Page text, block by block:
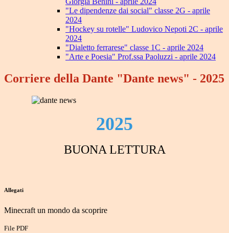
"Le dipendenze dai social" classe 2G - aprile
2024
"Hockey su rotelle" Ludovico Nepoti 2C - aprile
2024
"Dialetto ferrarese" classe 1C - aprile 2024
"Arte e Poesia" Prof.ssa Paoluzzi - aprile 2024
Corriere della Dante "Dante news" - 2025
2025
BUONA LETTURA
Allegati
Minecraft un mondo da scoprire
File PDF